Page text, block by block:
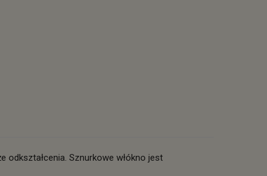
odkształcenia. Sznurkowe włókno jest